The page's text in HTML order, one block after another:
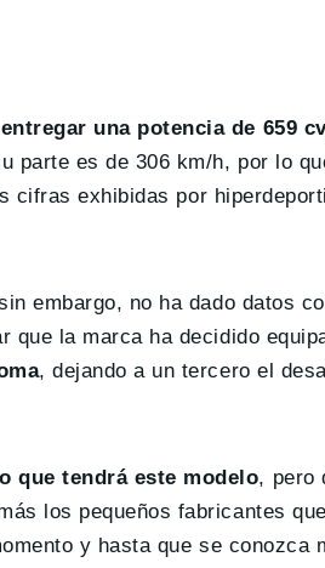
una potencia de 659
parte es de 306 km/h, por lo
cifras exhibidas por
embargo, no ha dado datos
que la marca ha decidido
, dejando a un tercero el
que tendrá este modelo, pero
los pequeños fabricantes
y hasta que se conozca